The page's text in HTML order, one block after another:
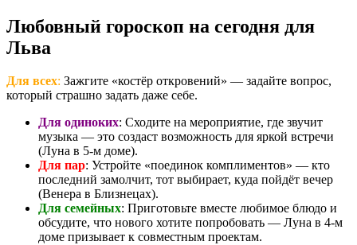
Любовный гороскоп на сегодня для
Льва
Для всех: Зажгите «костёр откровений» — задайте вопрос,
который страшно задать даже себе.
Для одиноких: Сходите на мероприятие, где звучит
музыка — это создаст возможность для яркой встречи
(Луна в 5-м доме).
Для пар: Устройте «поединок комплиментов» — кто
последний замолчит, тот выбирает, куда пойдёт вечер
(Венера в Близнецах).
Для семейных: Приготовьте вместе любимое блюдо и
обсудите, что нового хотите попробовать — Луна в 4-м
доме призывает к совместным проектам.